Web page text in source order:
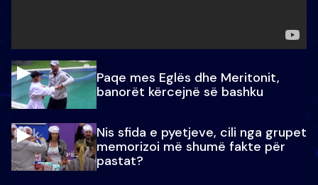
Paqe mes Eglës dhe Meritonit,
banorët kërcejnë së bashku
Nis sfida e pyetjeve, cili nga grupet
memorizoi më shumë fakte për
pastat?